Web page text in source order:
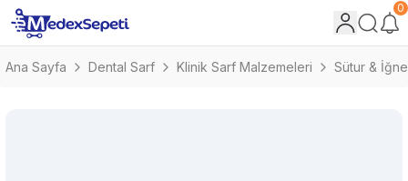
0
Ana Sayfa Dental Sarf Klinik Sarf Malzemeleri Sütur &